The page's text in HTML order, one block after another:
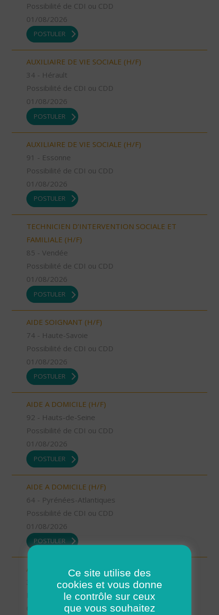
Possibilité de CDI ou CDD
01/08/2026
POSTULER
AUXILIAIRE DE VIE SOCIALE (H/F)
34 - Hérault
Possibilité de CDI ou CDD
01/08/2026
POSTULER
AUXILIAIRE DE VIE SOCIALE (H/F)
91 - Essonne
Possibilité de CDI ou CDD
01/08/2026
POSTULER
TECHNICIEN D’INTERVENTION SOCIALE ET
FAMILIALE (H/F)
85 - Vendée
Possibilité de CDI ou CDD
01/08/2026
POSTULER
AIDE SOIGNANT (H/F)
74 - Haute-Savoie
Possibilité de CDI ou CDD
01/08/2026
POSTULER
AIDE A DOMICILE (H/F)
92 - Hauts-de-Seine
Possibilité de CDI ou CDD
01/08/2026
POSTULER
AIDE A DOMICILE (H/F)
64 - Pyrénées-Atlantiques
Possibilité de CDI ou CDD
01/08/2026
POSTULER
AUXILIAIRE DE VIE SOCIALE (H/F)
37 - Indre-et-Loire
Possibilité de CDI ou CDD
01/08/2026
Ce site utilise des
cookies et vous donne
le contrôle sur ceux
que vous souhaitez